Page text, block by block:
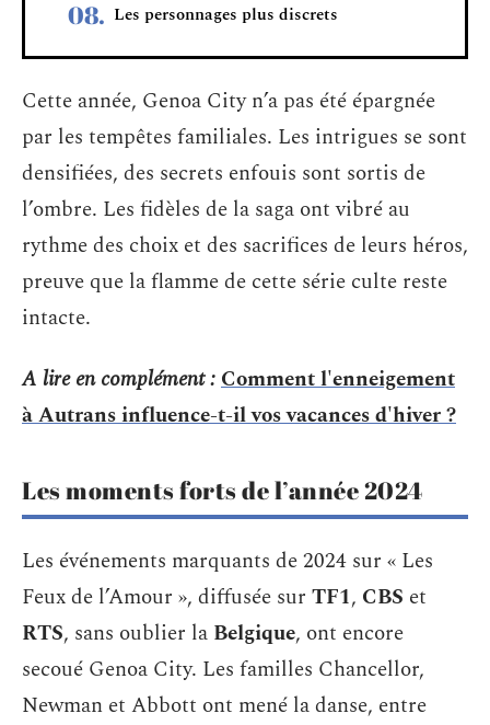
Les personnages plus discrets
Cette année, Genoa City n’a pas été épargnée
par les tempêtes familiales. Les intrigues se sont
densifiées, des secrets enfouis sont sortis de
l’ombre. Les fidèles de la saga ont vibré au
rythme des choix et des sacrifices de leurs héros,
preuve que la flamme de cette série culte reste
intacte.
A lire en complément :Comment l'enneigement
à Autrans influence-t-il vos vacances d'hiver ?
Les moments forts de l’année 2024
Les événements marquants de 2024 sur « Les
Feux de l’Amour », diffusée sur TF1, CBS et
RTS, sans oublier la Belgique, ont encore
secoué Genoa City. Les familles Chancellor,
Newman et Abbott ont mené la danse, entre